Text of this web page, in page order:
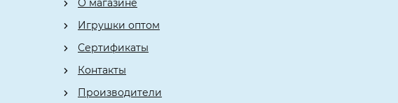
Игрушки оптом
Сертификаты
Контакты
Производители